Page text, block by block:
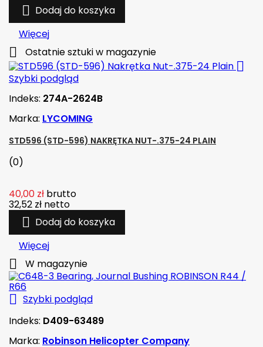
 Dodaj do koszyka
Więcej
 Ostatnie sztuki w magazynie

Szybki podgląd
Indeks: 274A-2624B
Marka: LYCOMING
STD596 (STD-596) NAKRĘTKA NUT-.375-24 PLAIN
(0)
40,00 zł brutto
32,52 zł netto
 Dodaj do koszyka
Więcej
 W magazynie
 Szybki podgląd
Indeks: D409-63489
Marka: Robinson Helicopter Company